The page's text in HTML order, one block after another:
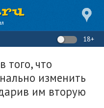
18+
того, что
изменить
им вторую